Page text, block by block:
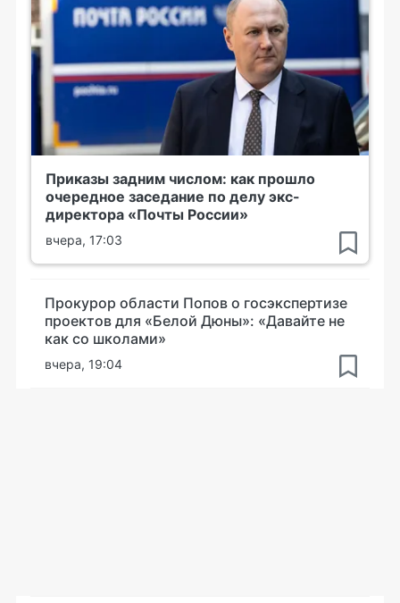
Приказы задним числом: как прошло
очередное заседание по делу экс-
директора «Почты России»
вчера, 17:03
Прокурор области Попов о госэкспертизе
проектов для «Белой Дюны»: «Давайте не
как со школами»
вчера, 19:04